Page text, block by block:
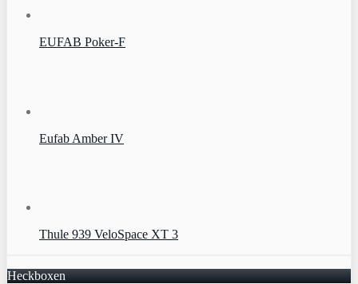
EUFAB Poker-F
Eufab Amber IV
Thule 939 VeloSpace XT 3
Heckboxen